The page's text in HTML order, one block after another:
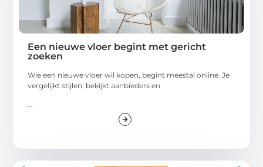
Een nieuwe vloer begint met gericht
zoeken
Wie een nieuwe vloer wil kopen, begint meestal online. Je
vergelijkt stijlen, bekijkt aanbieders en
...